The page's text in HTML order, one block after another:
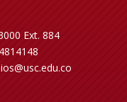
Ext. 884